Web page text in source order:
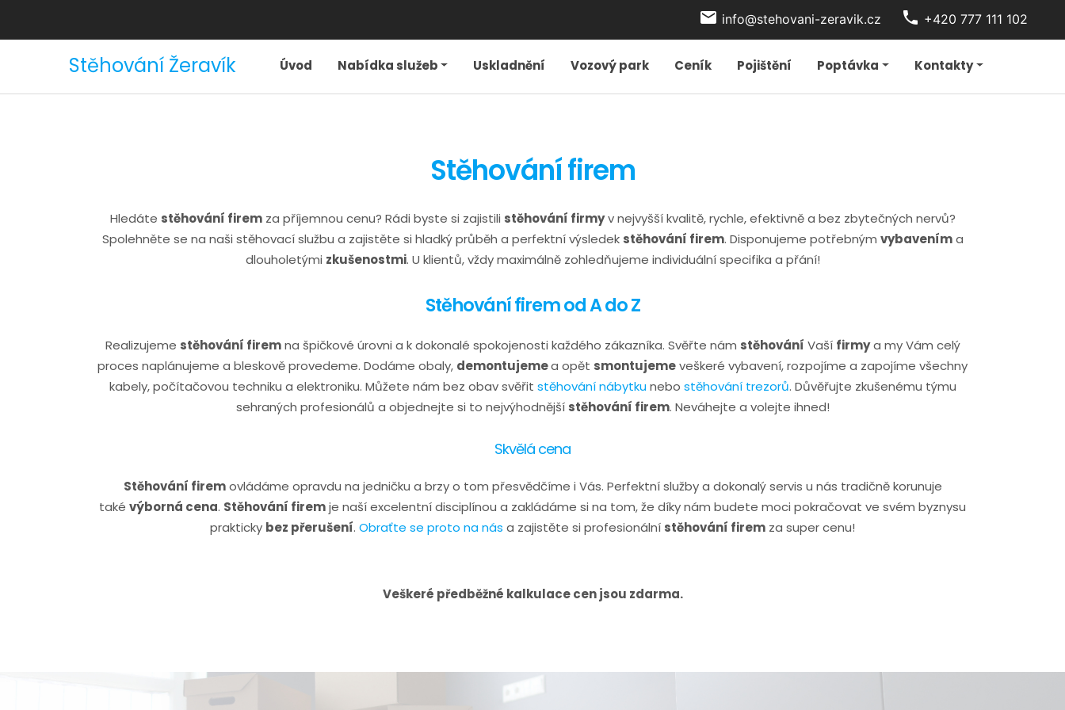
Stěhování Žeravík Úvod Nabídka služeb Uskladnění Vozový park Ceník Pojištění Poptávka Kontakty
Stěhování firem
Hledáte stěhování firemza příjemnou cenu? Rádi byste si zajistili stěhování firmyv nejvyšší kvalitě, rychle, efektivně a bez zbytečných nervů?
Spolehněte se na naši stěhovací službu a zajistěte si hladký průběh a perfektní výsledek stěhování firem. Disponujeme potřebným vybaveníma
dlouholetými zkušenostmi. U klientů, vždy maximálně zohledňujeme individuální specifika a přání!
Stěhování firem od A do Z
Realizujeme stěhování firemna špičkové úrovni a k dokonalé spokojenosti každého zákazníka. Svěřte nám stěhování Vaší firmya my Vám celý
proces naplánujeme a bleskově provedeme. Dodáme obaly, demontujemea opět smontujemeveškeré vybavení, rozpojíme a zapojíme všechny
kabely, počítačovou techniku a elektroniku. Můžete nám bez obav svěřit stěhování nábytkunebo stěhování trezorů. Důvěřujte zkušenému týmu
sehraných profesionálů a objednejte si to nejvýhodnější stěhování firem. Neváhejte a volejte ihned!
Skvělá cena
Stěhování firemovládáme opravdu na jedničku a brzy o tom přesvědčíme i Vás. Perfektní služby a dokonalý servis u nás tradičně korunuje
také výborná cena. Stěhování firemje naší excelentní disciplínou a zakládáme si na tom, že díky nám budete moci pokračovat ve svém byznysu
prakticky bez přerušení. Obraťte se proto na nás a zajistěte si profesionální stěhování firem za super cenu!
Veškeré předběžné kalkulace cen jsou zdarma.
local_post_office info@stehovani-zeravik.cz phone +420 777 111 102